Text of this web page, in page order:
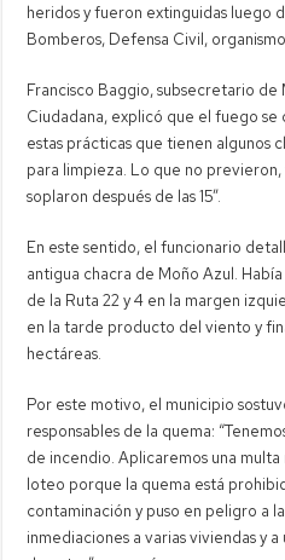
heridos y fueron extinguidas luego
Bomberos, Defensa Civil,
Francisco Baggio, subsecretario
Ciudadana, explicó que el fuego
estas prácticas que tienen algunos
para limpieza. Lo que no
soplaron después de las 15”.
En este sentido, el funcionario
antigua chacra de Moño Azul.
de la Ruta 22 y 4 en la margen
en la tarde producto del viento y
hectáreas.
Por este motivo, el municipio
responsables de la quema:
de incendio. Aplicaremos una
loteo porque la quema está
contaminación y puso en peligro a
inmediaciones a varias viviendas y